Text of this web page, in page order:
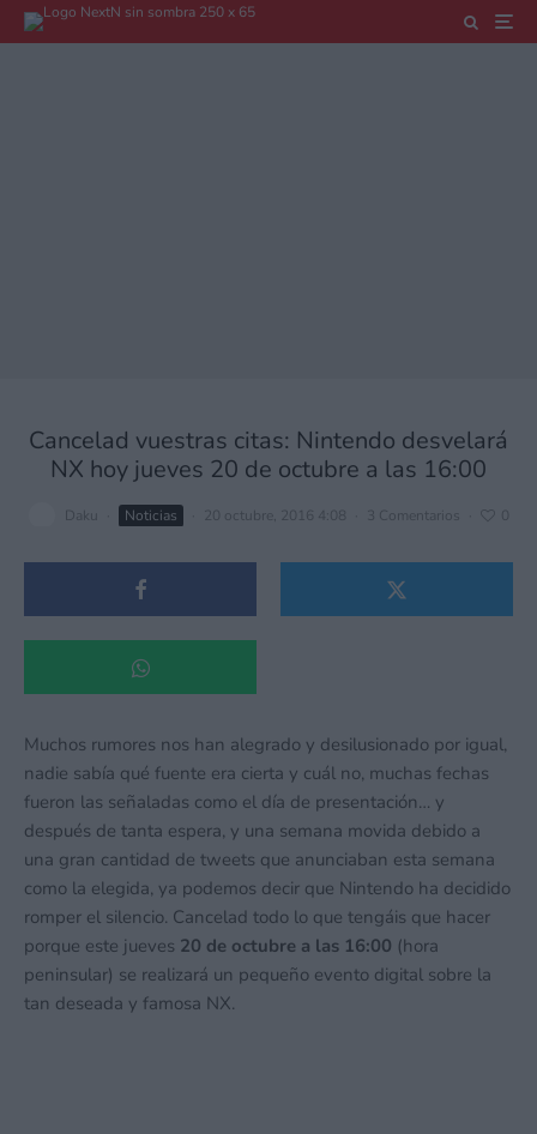
Cancelad vuestras citas: Nintendo desvelará
NX hoy jueves 20 de octubre a las 16:00
Daku Noticias 20 octubre, 2016 4:08 3 Comentarios 0
Muchos rumores nos han alegrado y desilusionado por igual,
nadie sabía qué fuente era cierta y cuál no, muchas fechas
fueron las señaladas como el día de presentación… y
después de tanta espera, y una semana movida debido a
una gran cantidad de tweets que anunciaban esta semana
como la elegida, ya podemos decir que Nintendo ha decidido
romper el silencio. Cancelad todo lo que tengáis que hacer
porque este jueves 20 de octubre a las 16:00 (hora
peninsular) se realizará un pequeño evento digital sobre la
tan deseada y famosa NX.